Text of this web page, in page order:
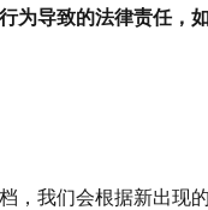
为导致的法律责任，
，我们会根据新出现